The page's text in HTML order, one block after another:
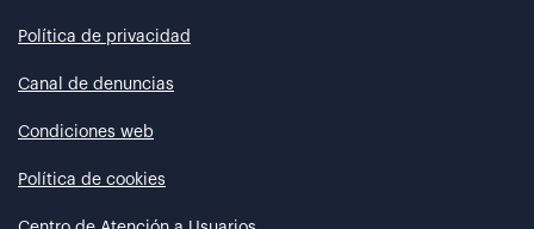
Política de privacidad
Canal de denuncias
Condiciones web
Política de cookies